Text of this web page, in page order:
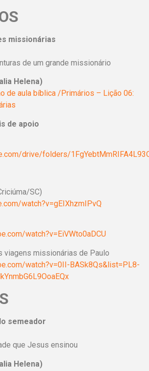
missionárias
de um grande missionário
Helena)
de aula bíblica /Primários – Lição 06:
de apoio
drive/folders/
SC)
watch?v=gEIXhzmIPvQ
watch?v=EiVWto0aDCU
viagens missionárias de Paulo
watch?v=0II-BASk8Qs&list=PL8-
semeador
que Jesus ensinou
Helena)